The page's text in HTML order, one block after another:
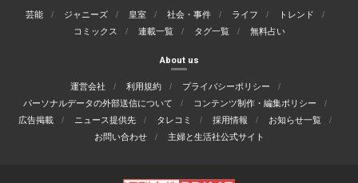
芸能 ジャニーズ 皇室 社会・事件 ライフ
トレンド
コミックス
連載一覧 タグ一覧 無料占い
About us
運営会社 利用規約
プライバシーポリシー
パーソナルデータの外部送信について
コンテンツ制作・編集ポリシー
広告掲載
ニュース提供先 タレコミ 採用情報
お知らせ一覧
お問い合わせ
主婦と生活社公式サイト